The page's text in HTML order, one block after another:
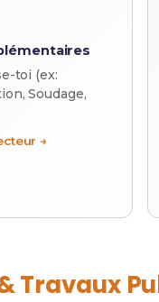
toi (ex:
Soudage,
→
Travaux